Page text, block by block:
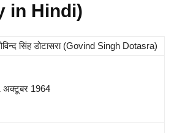
in Hindi)
सिंह डोटासरा (Govind Singh Dotasra)
अक्टूबर 1964